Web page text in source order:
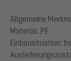
Allgemeine
Material: PE
Einbausituation: